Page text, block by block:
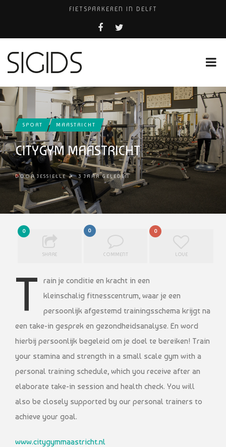
FIETSPARKEREN IN DELFT
PIZZERIA POMPEÏ ￼
COCKTAILS ON THE SPOT!
SPORT MAASTRICHT
CITYGYM MAASTRICHT
DOOR JESSIELLE •3 JAAR GELEDEN
0
SHARE
0
COMMENT
0
LOVE
T
rain je conditie en kracht in een
kleinschalig fitnesscentrum, waar je een
persoonlijk afgestemd trainingsschema krijgt na
een take-in gesprek en gezondheidsanalyse. En word
hierbij persoonlijk begeleid om je doel te bereiken! Train
your stamina and strength in a small scale gym with a
personal training schedule, which you receive after an
elaborate take-in session and health check. You will
also be closely supported by our personal trainers to
achieve your goal.
www.citygymmaastricht.nl